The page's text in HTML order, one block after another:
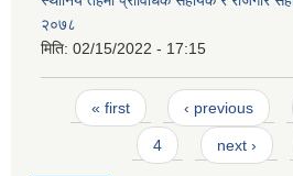
२०७८
मिति: 02/15/2022 - 17:15
Pages
« first ‹ previous
4 next ›